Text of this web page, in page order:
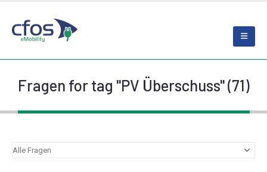
Fragen for tag "PV Überschuss" (71)